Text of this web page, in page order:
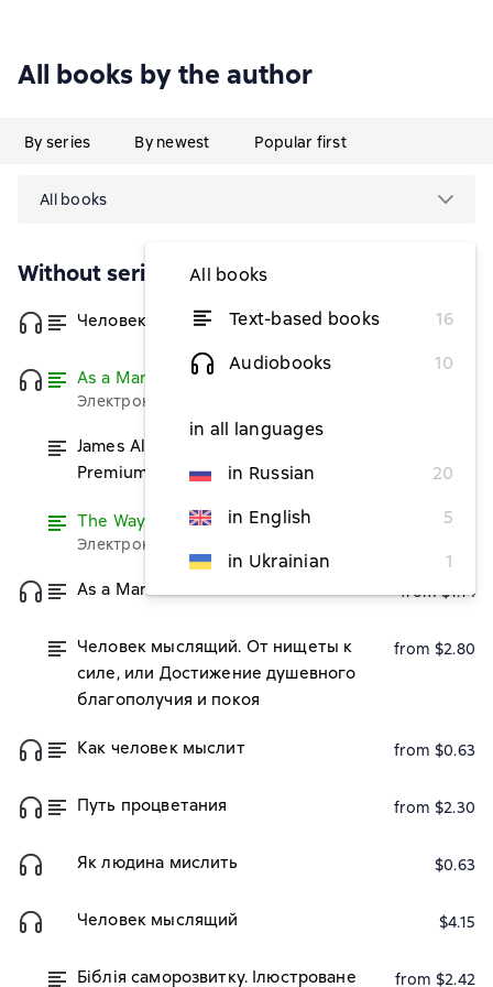
All books by the author
By series By newest Popular first
All books
All books
Text-based books
16
Audiobooks
10
in all languages
in Russian
20
in English
5
in Ukrainian
1
Without series
Человек мыслящий from $2.42
As a Man Thinketh
Электронная версия бесплатно
James Allen 21 Books: Complete
Premium Collection
The Way of Peace
Электронная версия бесплатно
Read
As a Man Thinketh from $1.14
Человек мыслящий. От нищеты к
силе, или Достижение душевного
благополучия и покоя
from $2.80
Как человек мыслит from $0.63
Путь процветания from $2.30
Як людина мислить $0.63
Человек мыслящий $4.15
Біблія саморозвитку. Ілюстроване from $2.42